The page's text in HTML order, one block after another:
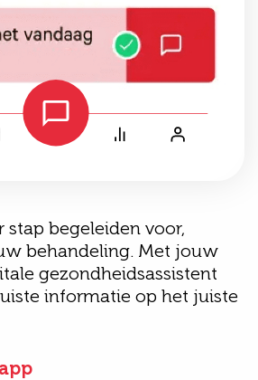
stap begeleiden voor,
behandeling. Met jouw
gezondheidsassistent
informatie op het juiste